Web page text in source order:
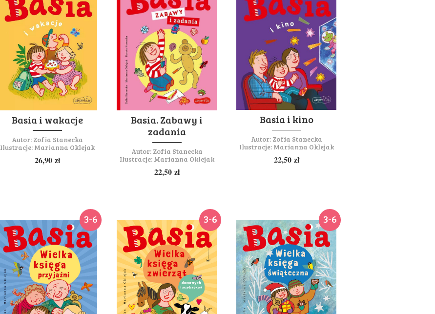
Basia i wakacje
Autor: Zofia Stanecka
Ilustracje: Marianna Oklejak
26,90 zł
Basia. Zabawy i
zadania
Autor: Zofia Stanecka
Ilustracje: Marianna Oklejak
22,50 zł
Basia i kino
Autor: Zofia Stanecka
Ilustracje: Marianna Oklejak
22,50 zł
3-6 3-6 3-6